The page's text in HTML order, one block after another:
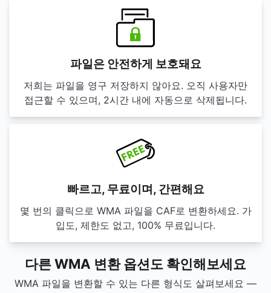
파일은 안전하게 보호돼요
저희는 파일을 영구 저장하지 않아요. 오직 사용자만
접근할 수 있으며, 2시간 내에 자동으로 삭제됩니다.
빠르고, 무료이며, 간편해요
몇 번의 클릭으로 WMA 파일을 CAF로 변환하세요. 가
입도, 제한도 없고, 100% 무료입니다.
다른 WMA 변환 옵션도 확인해보세요
WMA 파일을 변환할 수 있는 다른 형식도 살펴보세요 —